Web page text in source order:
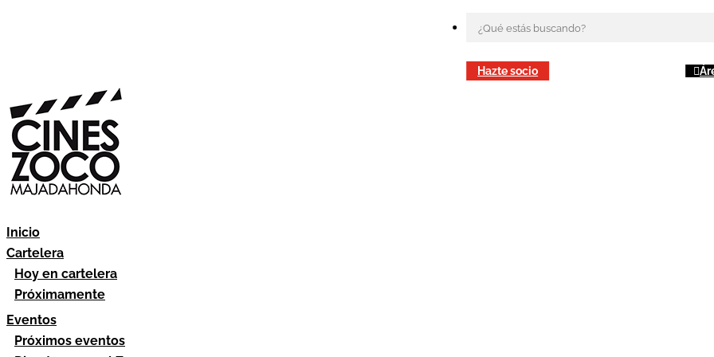
Hazte socio
Inicio
Cartelera
Hoy en cartelera
Próximamente
Eventos
Próximos eventos